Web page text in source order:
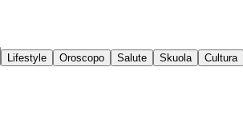
Lifestyle Oroscopo Salute Skuola Cultura